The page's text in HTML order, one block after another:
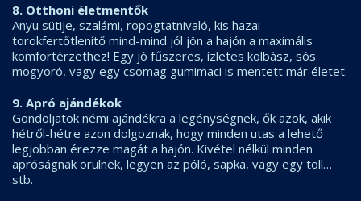
8. Otthoni életmentők
Anyu sütije, szalámi, ropogtatnivaló, kis hazai
torokfertőtlenítő mind-mind jól jön a hajón a maximális
komfortérzethez! Egy jó fűszeres, ízletes kolbász, sós
mogyoró, vagy egy csomag gumimaci is mentett már életet.
9. Apró ajándékok
Gondoljatok némi ajándékra a legénységnek, ők azok, akik
hétről-hétre azon dolgoznak, hogy minden utas a lehető
legjobban érezze magát a hajón. Kivétel nélkül minden
apróságnak örülnek, legyen az póló, sapka, vagy egy toll…
stb.